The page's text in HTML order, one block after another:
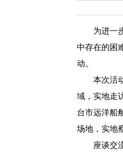
为进一
中存在的困
动。
本次活
域，实地走
台市远洋船
场地，实地
座谈交